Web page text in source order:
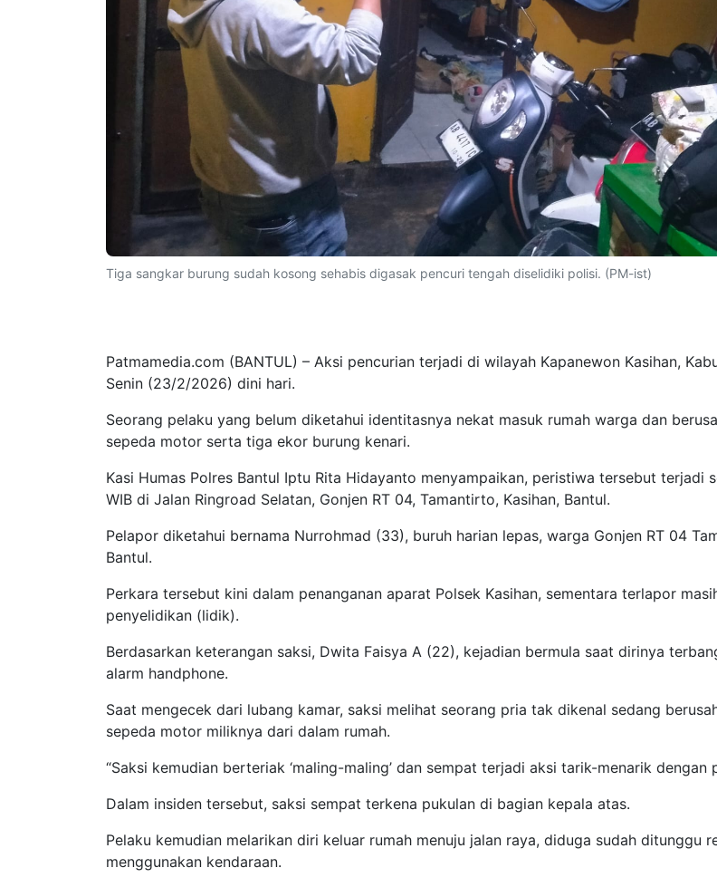
Tiga sangkar burung sudah kosong sehabis digasak pencuri tengah diselidiki polisi. (PM-ist)
Patmamedia.com (BANTUL) – Aksi pencurian terjadi di wilayah Kapanewon Kasihan,
Senin (23/2/2026) dini hari.
Seorang pelaku yang belum diketahui identitasnya nekat masuk rumah warga dan
sepeda motor serta tiga ekor burung kenari.
Kasi Humas Polres Bantul Iptu Rita Hidayanto menyampaikan, peristiwa tersebut terjadi
WIB di Jalan Ringroad Selatan, Gonjen RT 04, Tamantirto, Kasihan, Bantul.
Pelapor diketahui bernama Nurrohmad (33), buruh harian lepas, warga Gonjen RT 04
Bantul.
Perkara tersebut kini dalam penanganan aparat Polsek Kasihan, sementara terlapor
penyelidikan (lidik).
Berdasarkan keterangan saksi, Dwita Faisya A (22), kejadian bermula saat dirinya
alarm handphone.
Saat mengecek dari lubang kamar, saksi melihat seorang pria tak dikenal sedang
sepeda motor miliknya dari dalam rumah.
“Saksi kemudian berteriak ‘maling-maling’ dan sempat terjadi aksi tarik-menarik dengan
Dalam insiden tersebut, saksi sempat terkena pukulan di bagian kepala atas.
Pelaku kemudian melarikan diri keluar rumah menuju jalan raya, diduga sudah ditunggu
menggunakan kendaraan.